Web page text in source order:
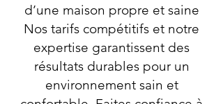
d’une maison propre et saine
Nos tarifs compétitifs et notre
expertise garantissent des
résultats durables pour un
environnement sain et